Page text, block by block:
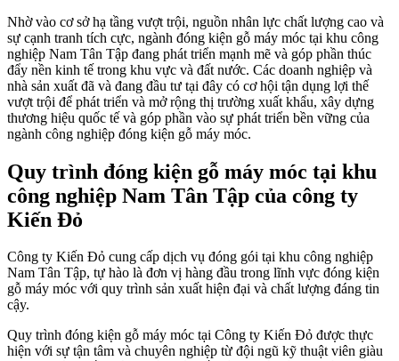
Nhờ vào cơ sở hạ tầng vượt trội, nguồn nhân lực chất lượng cao và
sự cạnh tranh tích cực, ngành đóng kiện gỗ máy móc tại khu công
nghiệp Nam Tân Tập đang phát triển mạnh mẽ và góp phần thúc
đẩy nền kinh tế trong khu vực và đất nước. Các doanh nghiệp và
nhà sản xuất đã và đang đầu tư tại đây có cơ hội tận dụng lợi thế
vượt trội để phát triển và mở rộng thị trường xuất khẩu, xây dựng
thương hiệu quốc tế và góp phần vào sự phát triển bền vững của
ngành công nghiệp đóng kiện gỗ máy móc.
Quy trình đóng kiện gỗ máy móc tại khu
công nghiệp Nam Tân Tập của công ty
Kiến Đỏ
Công ty Kiến Đỏ cung cấp dịch vụ đóng gói tại khu công nghiệp
Nam Tân Tập, tự hào là đơn vị hàng đầu trong lĩnh vực đóng kiện
gỗ máy móc với quy trình sản xuất hiện đại và chất lượng đáng tin
cậy.
Quy trình đóng kiện gỗ máy móc tại Công ty Kiến Đỏ được thực
hiện với sự tận tâm và chuyên nghiệp từ đội ngũ kỹ thuật viên giàu